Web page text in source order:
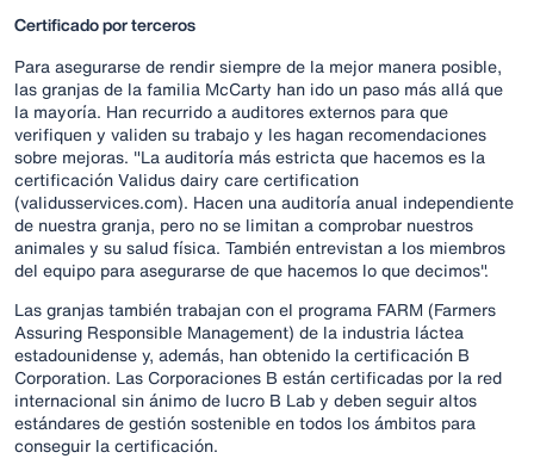
Certificado por terceros
Para asegurarse de rendir siempre de la mejor manera posible,
las granjas de la familia McCarty han ido un paso más allá que
la mayoría. Han recurrido a auditores externos para que
verifiquen y validen su trabajo y les hagan recomendaciones
sobre mejoras. "La auditoría más estricta que hacemos es la
certificación Validus dairy care certification
(validusservices.com). Hacen una auditoría anual independiente
de nuestra granja, pero no se limitan a comprobar nuestros
animales y su salud física. También entrevistan a los miembros
del equipo para asegurarse de que hacemos lo que decimos".
Las granjas también trabajan con el programa FARM (Farmers
Assuring Responsible Management) de la industria láctea
estadounidense y, además, han obtenido la certificación B
Corporation. Las Corporaciones B están certificadas por la red
internacional sin ánimo de lucro B Lab y deben seguir altos
estándares de gestión sostenible en todos los ámbitos para
conseguir la certificación.